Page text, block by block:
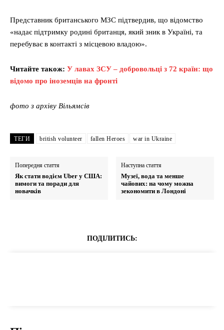
Представник британського МЗС підтвердив, що відомство
«надає підтримку родині британця, який зник в Україні, та
перебуває в контакті з місцевою владою».
Читайте також: У лавах ЗСУ – добровольці з 72 країн: що
відомо про іноземців на фронті
фото з архіву Вільямсів
ТЕГИ british volunteer fallen Heroes war in Ukraine
Попередня стаття
Як стати водієм Uber у США:
вимоги та поради для
новачків
Наступна стаття
Музеї, вода та менше
чайових: на чому можна
зекономити в Лондоні
ПОДІЛИТИСЬ: